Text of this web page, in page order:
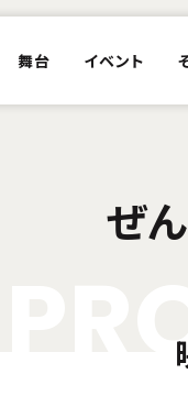
舞台 イベント
ぜ